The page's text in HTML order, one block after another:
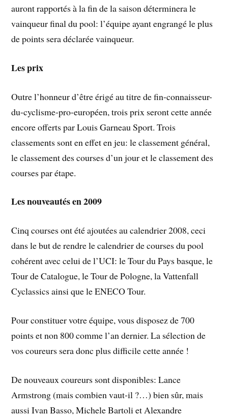
auront rapportés à la fin de la saison déterminera le
vainqueur final du pool: l’équipe ayant engrangé le plus
de points sera déclarée vainqueur.
Les prix
Outre l’honneur d’être érigé au titre de fin-connaisseur-
du-cyclisme-pro-européen, trois prix seront cette année
encore offerts par Louis Garneau Sport. Trois
classements sont en effet en jeu: le classement général,
le classement des courses d’un jour et le classement des
courses par étape.
Les nouveautés en 2009
Cinq courses ont été ajoutées au calendrier 2008, ceci
dans le but de rendre le calendrier de courses du pool
cohérent avec celui de l’UCI: le Tour du Pays basque, le
Tour de Catalogue, le Tour de Pologne, la Vattenfall
Cyclassics ainsi que le ENECO Tour.
Pour constituer votre équipe, vous disposez de 700
points et non 800 comme l’an dernier. La sélection de
vos coureurs sera donc plus difficile cette année !
De nouveaux coureurs sont disponibles: Lance
Armstrong (mais combien vaut-il ?…) bien sûr, mais
aussi Ivan Basso, Michele Bartoli et Alexandre